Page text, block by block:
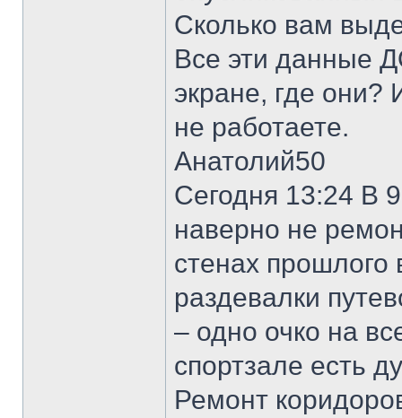
Сколько вам
Все эти данные
экране, где они?
не работаете.
Анатолий50
Сегодня 13:24 В
наверно не
стенах прошлого
раздевалки
– одно очко на
спортзале есть
Ремонт